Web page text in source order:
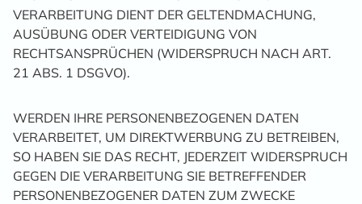
VERARBEITUNG DIENT DER GELTENDMACHUNG,
AUSÜBUNG ODER VERTEIDIGUNG VON
RECHTSANSPRÜCHEN (WIDERSPRUCH NACH ART.
21 ABS. 1 DSGVO).
WERDEN IHRE PERSONENBEZOGENEN DATEN
VERARBEITET, UM DIREKTWERBUNG ZU BETREIBEN,
SO HABEN SIE DAS RECHT, JEDERZEIT WIDERSPRUCH
GEGEN DIE VERARBEITUNG SIE BETREFFENDER
PERSONENBEZOGENER DATEN ZUM ZWECKE